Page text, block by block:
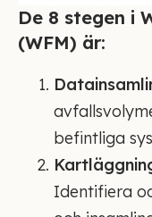
De 8 stegen i
(WFM) är:
befintliga
Identifiera